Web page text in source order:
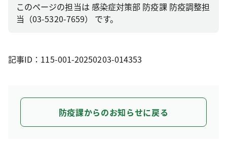
このページの担当は 感染症対策部 防疫課 防疫調整担
当（03-5320-7659） です。
記事ID：115-001-20250203-014353
防疫課からのお知らせに戻る